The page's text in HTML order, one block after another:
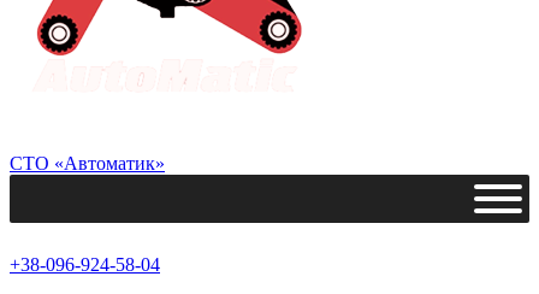
СТО «Автоматик»
+38-096-924-58-04